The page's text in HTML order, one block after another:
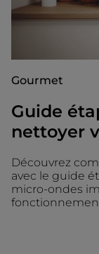
Gourmet
Guide
nettoyer
Découvrez
avec le guide
micro-ondes